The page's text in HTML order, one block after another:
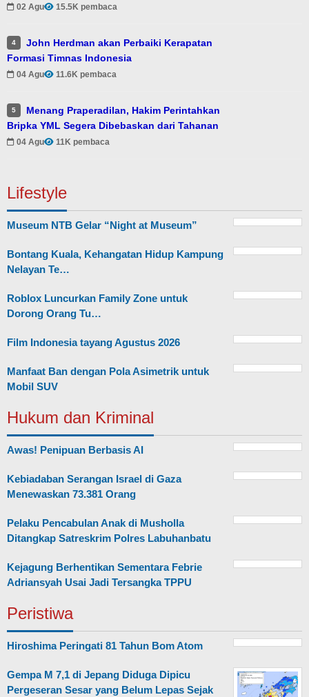
02 Agu 15.5K pembaca
4
John Herdman akan Perbaiki Kerapatan
Formasi Timnas Indonesia
04 Agu 11.6K pembaca
5
Menang Praperadilan, Hakim Perintahkan
Bripka YML Segera Dibebaskan dari Tahanan
04 Agu 11K pembaca
Lifestyle
Museum NTB Gelar “Night at Museum”
Bontang Kuala, Kehangatan Hidup Kampung
Nelayan Te…
Roblox Luncurkan Family Zone untuk
Dorong Orang Tu…
Film Indonesia tayang Agustus 2026
Manfaat Ban dengan Pola Asimetrik untuk
Mobil SUV
Hukum dan Kriminal
Awas! Penipuan Berbasis AI
Kebiadaban Serangan Israel di Gaza
Menewaskan 73.381 Orang
Pelaku Pencabulan Anak di Musholla
Ditangkap Satreskrim Polres Labuhanbatu
Kejagung Berhentikan Sementara Febrie
Adriansyah Usai Jadi Tersangka TPPU
Peristiwa
Hiroshima Peringati 81 Tahun Bom Atom
Gempa M 7,1 di Jepang Diduga Dipicu
Pergeseran Sesar yang Belum Lepas Sejak